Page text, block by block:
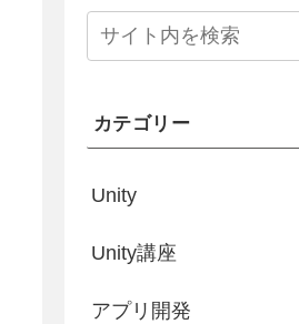
カテゴリー
Unity
Unity講座
アプリ開発